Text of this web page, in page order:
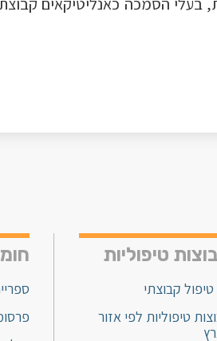
בעלי הסמכה כאנליטיקאים
טיפוליות
קבוצתי
טיפוליות לפי אזור